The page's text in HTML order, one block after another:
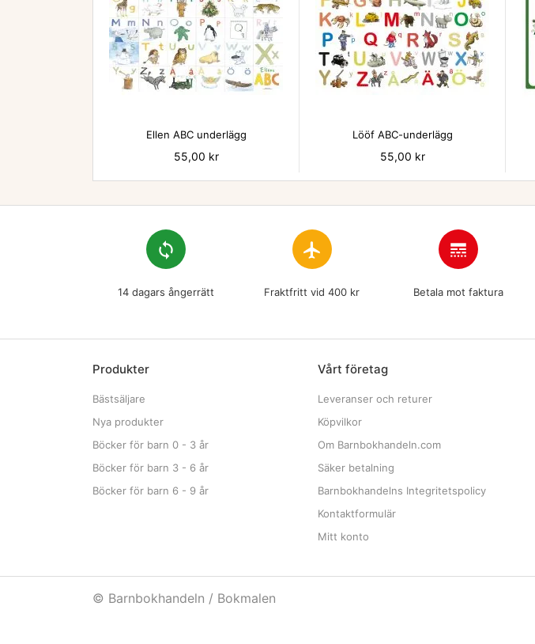

Ellen ABC underlägg
Pris
55,00 kr

Lööf ABC-underlägg
Pris
55,00 kr
loop
14 dagars ångerrätt
flight
Fraktfritt vid 400 kr
line_style
Betala mot faktura
Produkter
Bästsäljare
Nya produkter
Böcker för barn 0 - 3 år
Böcker för barn 3 - 6 år
Böcker för barn 6 - 9 år
Vårt företag
Leveranser och returer
Köpvilkor
Om Barnbokhandeln.com
Säker betalning
Barnbokhandelns Integritetspolicy
Kontaktformulär
Mitt konto
© Barnbokhandeln / Bokmalen